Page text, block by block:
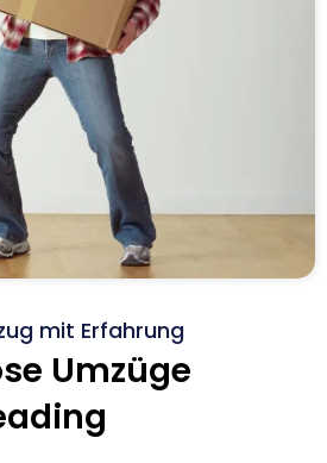
mit Erfahrung
Umzüge